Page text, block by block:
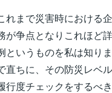
れまで災害時における
が争点となりこれほど
というものを私は知り
直ちに、その防災レベ
行度チェックをするべ